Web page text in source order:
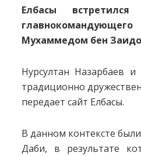
Елбасы
Мухаммедом бен
Нурсултан Назарбаев
традиционно
передает сайт Елбасы.
В данном контексте
Даби, в результате